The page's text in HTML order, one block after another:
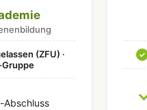
(ZFU) ·
Abschluss
✓